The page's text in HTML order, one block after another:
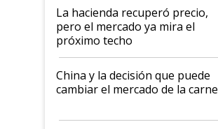
La hacienda recuperó precio,
pero el mercado ya mira el
próximo techo
China y la decisión que puede
cambiar el mercado de la carne